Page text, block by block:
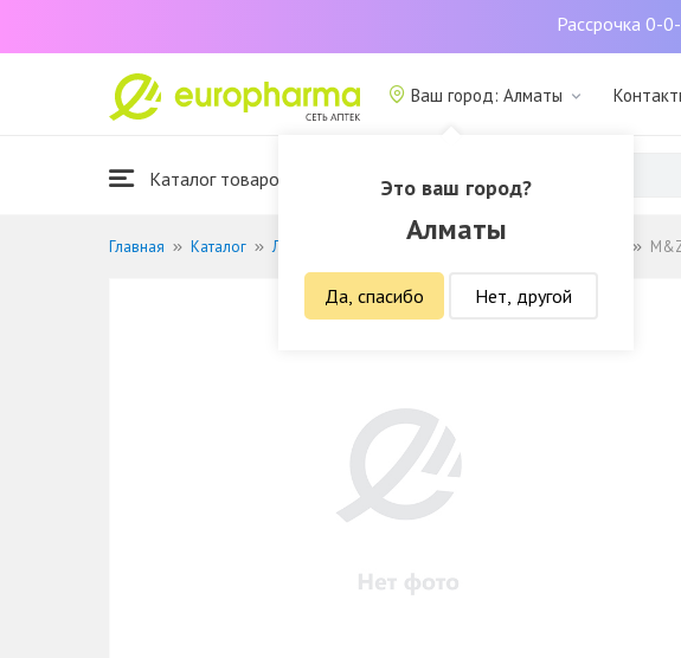
Рассрочка 0-
Ваш город: Алматы
Это ваш город?
Алматы
Да, спасибо Нет, другой
Каталог товаров
Главная Каталог Лекарственные средства